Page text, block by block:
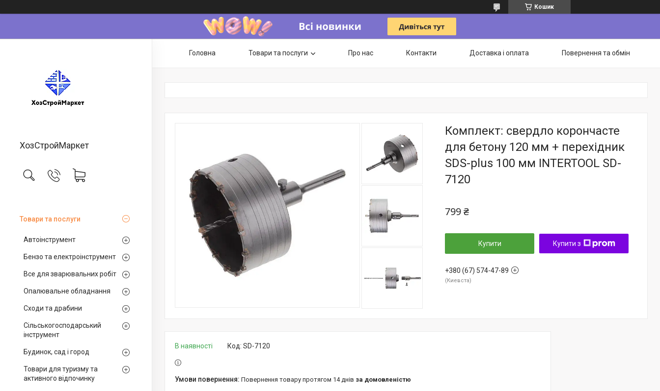
Кошик
ХозСтройМаркет
Товари та послуги
Автоінструмент
Бензо та електроінструмент
Все для зварювальних робіт
Опалювальне обладнання
Сходи та драбини
Сільськогосподарський
інструмент
Будинок, сад і город
Товари для туризму та
активного відпочинку
Головна Товари та послуги Про нас Контакти Доставка і оплата Повернення та обмін
Комплект: свердло корончасте
для бетону 120 мм + перехідник
SDS-plus 100 мм INTERTOOL SD-
7120
799 ₴
Купити Купити з
+380 (67) 574-47-89
Киевста
В наявності Код: SD-7120
повернення товару протягом 14 днів за домовленістю